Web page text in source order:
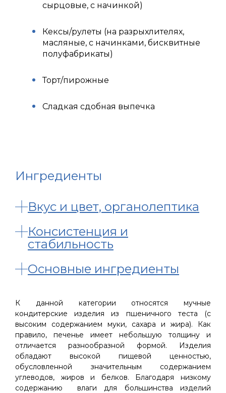
сырцовые, с начинкой)
Кексы/рулеты (на разрыхлителях,
масляные, с начинками, бисквитные
полуфабрикаты)
Торт/пирожные
Сладкая сдобная выпечка
Ингредиенты
Вкус и цвет, органолептика
Консистенция и
стабильность
Основные ингредиенты
К данной категории относятся мучные
кондитерские изделия из пшеничного теста (с
высоким содержанием муки, сахара и жира). Как
правило, печенье имеет небольшую толщину и
отличается разнообразной формой. Изделия
обладают высокой пищевой ценностью,
обусловленной значительным содержанием
углеводов, жиров и белков. Благодаря низкому
содержанию влаги для большинства изделий